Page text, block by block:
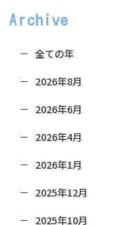
Archive
全ての年
2026年8月
2026年6月
2026年4月
2026年1月
2025年12月
2025年10月